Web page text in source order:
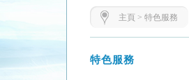
主頁 > 特色服務
特色服務